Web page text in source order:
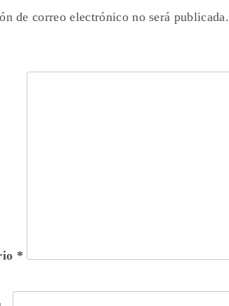
de correo electrónico no será publicada.
*